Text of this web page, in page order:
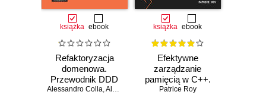
książka ebook
Refaktoryzacja
domenowa.
Przewodnik DDD
po przekształcaniu
Alessandro Colla,Alberto Acerbis
książka ebook
Efektywne
zarządzanie
pamięcią w C++.
Praktyczne
Patrice Roy